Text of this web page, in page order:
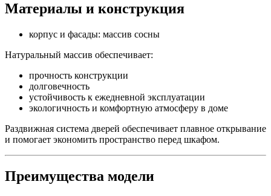
Материалы и конструкция
корпус и фасады: массив сосны
Натуральный массив обеспечивает:
прочность конструкции
долговечность
устойчивость к ежедневной эксплуатации
экологичность и комфортную атмосферу в доме
Раздвижная система дверей обеспечивает плавное открывание
и помогает экономить пространство перед шкафом.
Преимущества модели